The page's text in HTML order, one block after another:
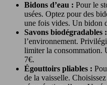
Bidons d’eau : Pour le
usées. Optez pour des
une fois vides. Un bidon
Savons biodégradables :
l’environnement.
limiter la consommation.
7€.
Égouttoirs pliables :
de la vaisselle.